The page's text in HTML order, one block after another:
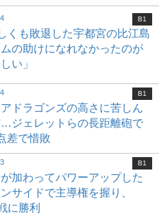
くも敗退した宇都宮の比江島
の助けになれなかったのが
い」
B1
ドラゴンズの高さに苦しん
ジェレットらの長距離砲で
差で惜敗
B1
加わってパワーアップした
サイドで主導権を握り、
に勝利
B1